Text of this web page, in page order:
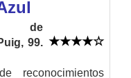
de
99.
reconocimientos